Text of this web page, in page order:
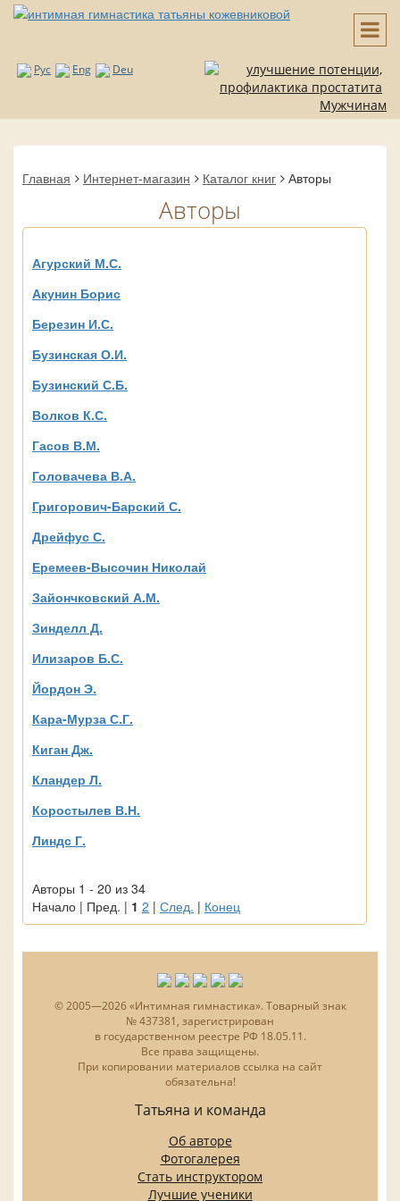
Рус Eng Deu
Мужчинам
Главная Интернет-магазин Каталог книг Авторы
Авторы
Агурский М.С.
Акунин Борис
Березин И.С.
Бузинская О.И.
Бузинский С.Б.
Волков К.С.
Гасов В.М.
Головачева В.А.
Григорович-Барский С.
Дрейфус С.
Еремеев-Высочин Николай
Зайончковский А.М.
Зинделл Д.
Илизаров Б.С.
Йордон Э.
Кара-Мурза С.Г.
Киган Дж.
Кландер Л.
Коростылев В.Н.
Линдс Г.
Авторы 1 - 20 из 34
Начало | Пред. | 1 2 | След. | Конец
© 2005—2026 «Интимная гимнастика». Товарный знак
№ 437381, зарегистрирован
в государственном реестре РФ 18.05.11.
Все права защищены.
При копировании материалов ссылка на сайт
обязательна!
Татьяна и команда
Об авторе
Фотогалерея
Стать инструктором
Лучшие ученики